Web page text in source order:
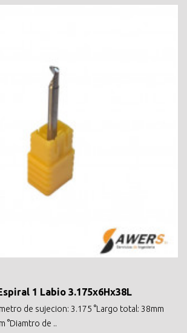
1 Labio 3.175x6Hx38L
de sujecion: 3.175 °Largo total: 38mm
°Diamtro de ..